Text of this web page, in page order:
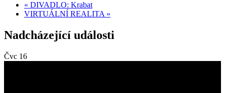
« DIVADLO: Krabat
VIRTUÁLNÍ REALITA »
Nadcházející události
Čvc 16